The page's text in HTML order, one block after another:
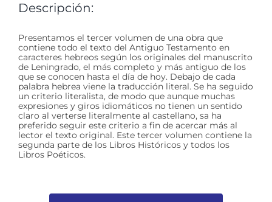
Descripción:
Presentamos el tercer volumen de una obra que
contiene todo el texto del Antiguo Testamento en
caracteres hebreos según los originales del manuscrito
de Leningrado, el más completo y más antiguo de los
que se conocen hasta el día de hoy. Debajo de cada
palabra hebrea viene la traducción literal. Se ha seguido
un criterio literalista, de modo que aunque muchas
expresiones y giros idiomáticos no tienen un sentido
claro al verterse literalmente al castellano, sa ha
preferido seguir este criterio a fin de acercar más al
lector el texto original. Este tercer volumen contiene la
segunda parte de los Libros Históricos y todos los
Libros Poéticos.